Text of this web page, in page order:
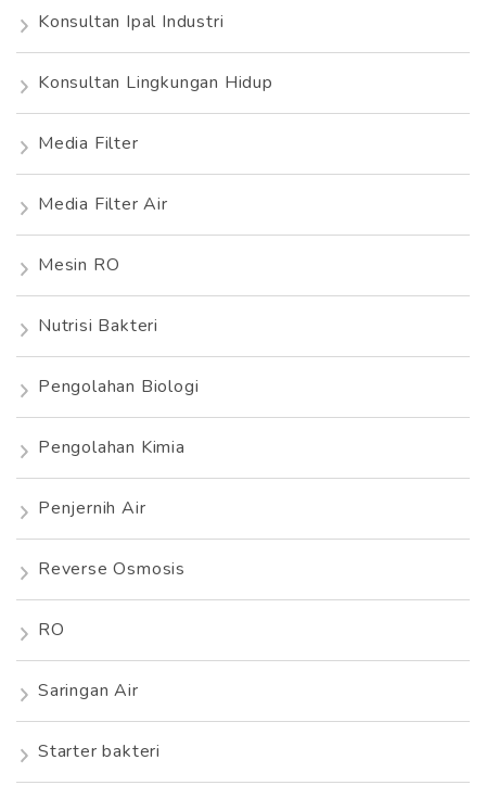
Konsultan Ipal Industri
Konsultan Lingkungan Hidup
Media Filter
Media Filter Air
Mesin RO
Nutrisi Bakteri
Pengolahan Biologi
Pengolahan Kimia
Penjernih Air
Reverse Osmosis
RO
Saringan Air
Starter bakteri